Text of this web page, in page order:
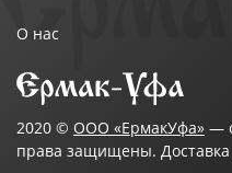
О нас
2020 © ООО «ЕрмакУфа» —
права защищены. Доставка